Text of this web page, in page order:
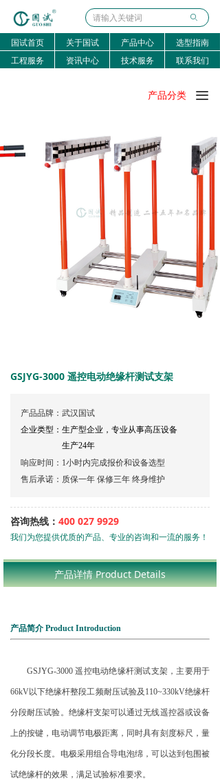
工程服务 资讯中心 技术服务 联系我们
国试首页 关于国试 产品中心 选型指南
ꄙ
GSJYG-3000 遥控电动绝缘杆测试支架
产品品牌：武汉国试
企业类型：生产型企业，专业从事高压设备
响应时间：1小时内完成报价和设备选型
售后承诺：质保一年 保修三年 终身维护
生产24年
产品详情 Product Details
产品简介 Product Introduction
GSJYG-3000 遥控电动绝缘杆测试支架，主要用于
66kV以下绝缘杆整段工频耐压试验及110~330kV绝缘杆
分段耐压试验。绝缘杆支架可以通过无线遥控器或设备
上的按键，电动调节电极距离，同时具有刻度标尺，量
化分段长度。电极采用组合导电泡绵，可以达到包围被
试绝缘杆的效果，满足试验标准要求。
咨询热线： 400 027 9929
我们为您提供优质的产品、专业的咨询和一流的服务！
产品分类 끀
400-027-9929